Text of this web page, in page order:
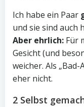
Ich habe ein Paar
und sie sind auch
Aber ehrlich: Für
Gesicht (und
weicher. Als
eher nicht.
2 Selbst